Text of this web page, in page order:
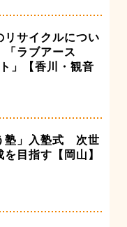
リサイクルについ
ラブアース
」【香川・観音
塾」入塾式 次世
目指す【岡山】